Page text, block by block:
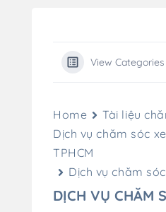
View Categories
Home
Tài liệu
Dịch vụ chăm sóc
TPHCM
Dịch vụ chăm
DỊCH VỤ CHĂM